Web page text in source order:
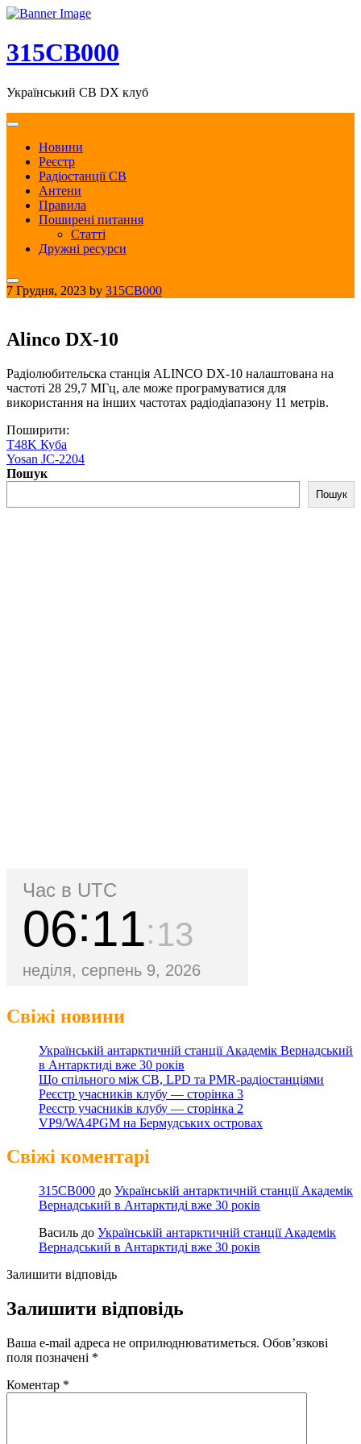
Skip
content
315CB000
Український CB DX клуб
Новини
Реєстр
Радіостанції CB
Антени
Правила
Поширені питання
Статті
Дружні ресурси
7 Грудня, 2023 by 315CB000
Alinco DX-10
Радіолюбительска станція ALINCO DX-10 налаштована на
частоті 28 29,7 МГц, але може програмуватися для
використання на інших частотах радіодіапазону 11 метрів.
Поширити:
T48K Куба
Yosan JC-2204
Пошук
Пошук
Час в UTC
06 11 13
неділя, серпень 9, 2026
Свіжі новини
Українській антарктичній станції Академік Вернадський
в Антарктиді вже 30 років
Що спільного між CB, LPD та PMR-радіостанціями
Реєстр учасників клубу — сторінка 3
Реєстр учасників клубу — сторінка 2
VP9/WA4PGM на Бермудських островах
Свіжі коментарі
315CB000 до Українській антарктичній станції Академік
Вернадський в Антарктиді вже 30 років
Василь до Українській антарктичній станції Академік
Вернадський в Антарктиді вже 30 років
Залишити відповідь
Залишити відповідь
Ваша e-mail адреса не оприлюднюватиметься. Обов’язкові
поля позначені *
Коментар *